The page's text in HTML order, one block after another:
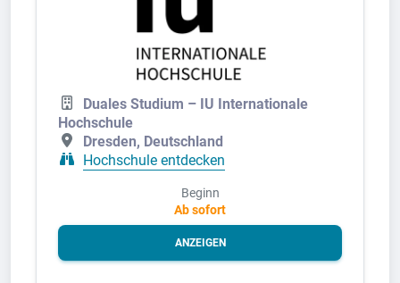
Duales Studium – IU Internationale
Hochschule
Dresden, Deutschland
Hochschule entdecken
Beginn
Ab sofort
ANZEIGEN